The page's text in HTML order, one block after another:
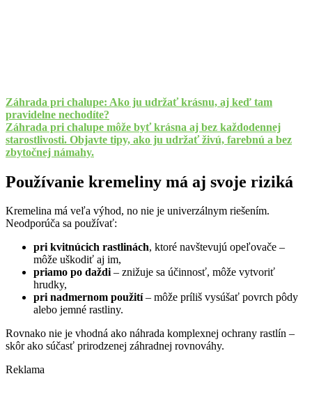
Záhrada pri chalupe: Ako ju udržať krásnu, aj keď tam
pravidelne nechodíte?
Záhrada pri chalupe môže byť krásna aj bez každodennej
starostlivosti. Objavte tipy, ako ju udržať živú, farebnú a bez
zbytočnej námahy.
Používanie kremeliny má aj svoje riziká
Kremelina má veľa výhod, no nie je univerzálnym riešením.
Neodporúča sa používať:
pri kvitnúcich rastlinách, ktoré navštevujú opeľovače –
môže uškodiť aj im,
priamo po daždi– znižuje sa účinnosť, môže vytvoriť
hrudky,
pri nadmernom použití– môže príliš vysúšať povrch pôdy
alebo jemné rastliny.
Rovnako nie je vhodná ako náhrada komplexnej ochrany rastlín –
skôr ako súčasť prirodzenej záhradnej rovnováhy.
Reklama